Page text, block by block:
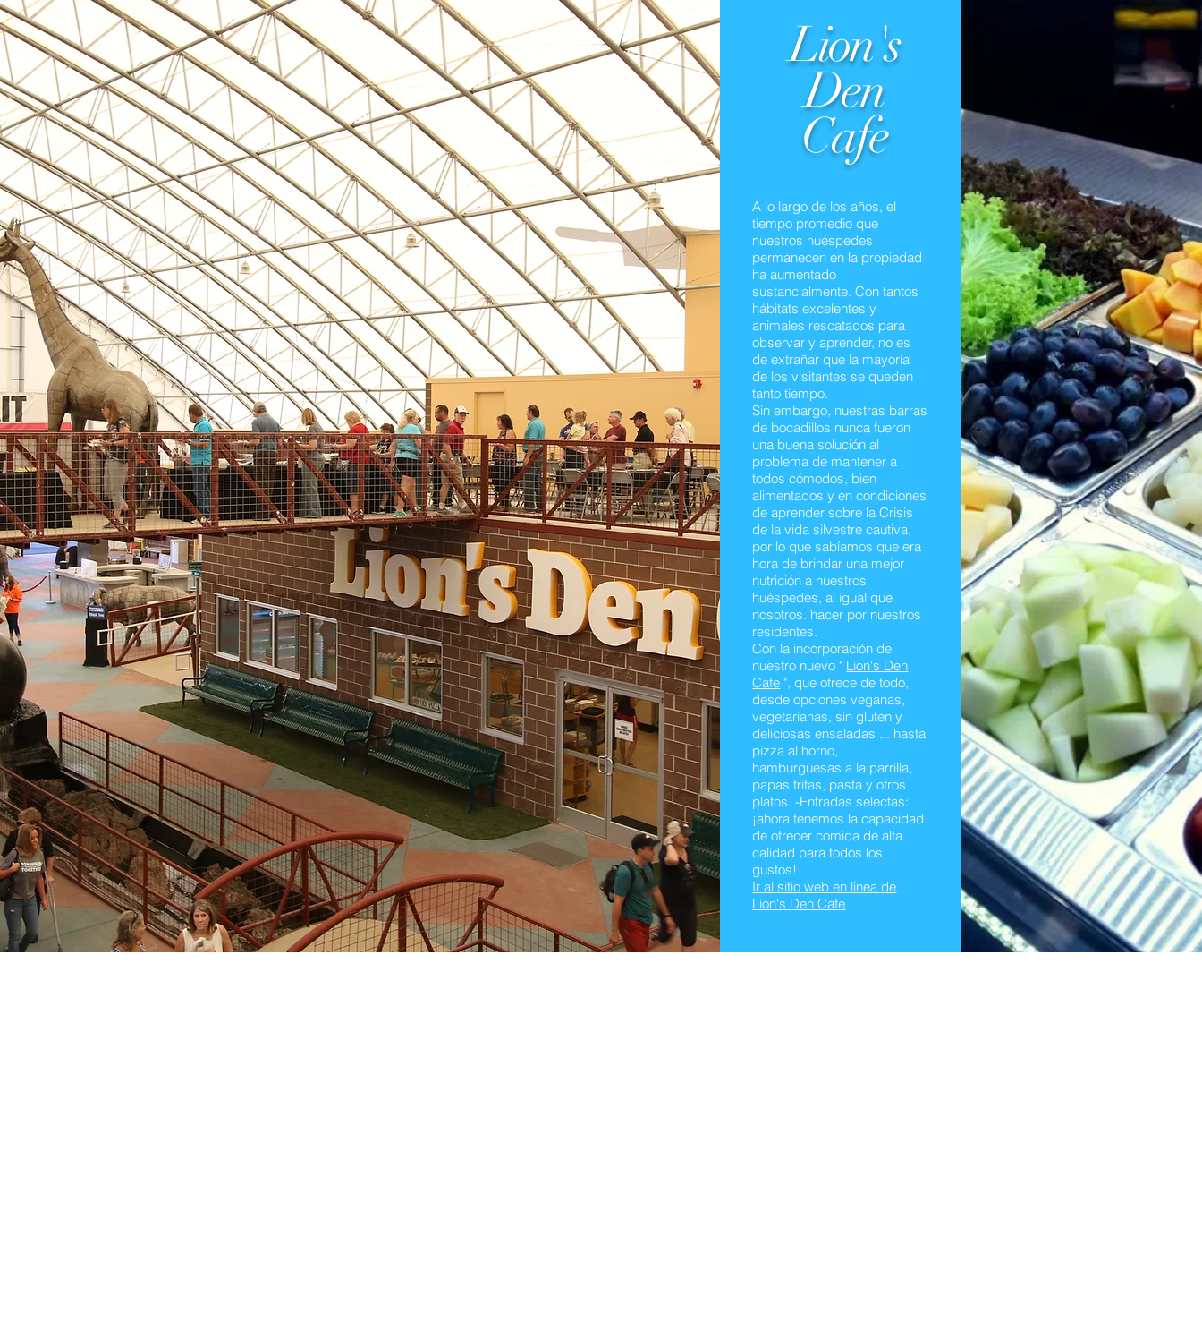
Lion's
Den
Cafe
A lo largo de los años, el
tiempo promedio que
nuestros huéspedes
permanecen en la propiedad
ha aumentado
sustancialmente. Con tantos
hábitats excelentes y
animales rescatados para
observar y aprender, no es
de extrañar que la mayoría
de los visitantes se queden
tanto tiempo.
Sin embargo, nuestras barras
de bocadillos nunca fueron
una buena solución al
problema de mantener a
todos cómodos, bien
alimentados y en condiciones
de aprender sobre la Crisis
de la vida silvestre cautiva,
por lo que sabíamos que era
hora de brindar una mejor
nutrición a nuestros
huéspedes, al igual que
nosotros. hacer por nuestros
residentes.
Con la incorporación de
nuestro nuevo " Lion's Den
Cafe ", que ofrece de todo,
desde opciones veganas,
vegetarianas, sin gluten y
deliciosas ensaladas ... hasta
pizza al horno,
hamburguesas a la parrilla,
papas fritas, pasta y otros
platos. -Entradas selectas:
¡ahora tenemos la capacidad
de ofrecer comida de alta
calidad para todos los
gustos!
Ir al sitio web en línea de
Lion's Den Cafe